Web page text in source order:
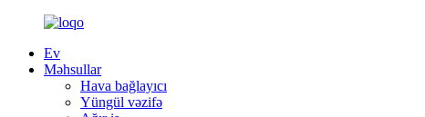
Ev
Məhsullar
Hava bağlayıcı
Yüngül vəzifə